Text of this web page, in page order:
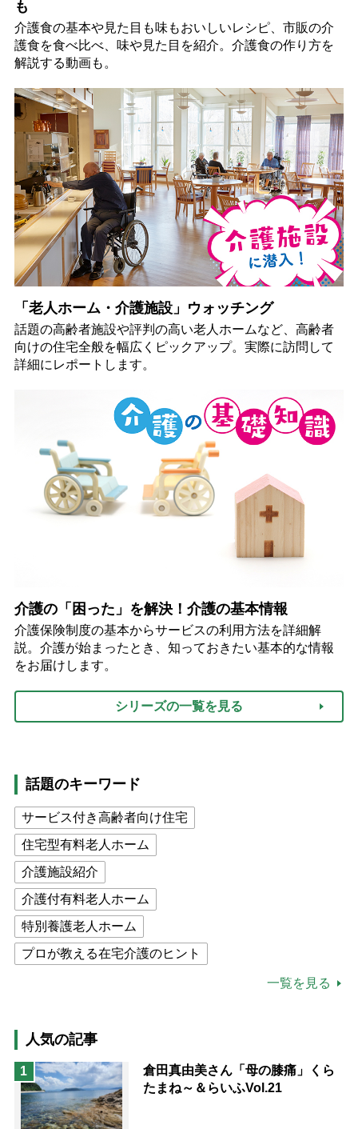
も
介護食の基本や見た目も味もおいしいレシピ、市販の介
護食を食べ比べ、味や見た目を紹介。介護食の作り方を
解説する動画も。
「老人ホーム・介護施設」ウォッチング
話題の高齢者施設や評判の高い老人ホームなど、高齢者
向けの住宅全般を幅広くピックアップ。実際に訪問して
詳細にレポートします。
介護の「困った」を解決！介護の基本情報
介護保険制度の基本からサービスの利用方法を詳細解
説。介護が始まったとき、知っておきたい基本的な情報
をお届けします。
シリーズの一覧を見る
話題のキーワード
サービス付き高齢者向け住宅
住宅型有料老人ホーム
介護施設紹介
介護付有料老人ホーム
特別養護老人ホーム
プロが教える在宅介護のヒント
猫が母になつきません
息子の遠距離介護サバイバル術
兄がボケました
便利なサービス
予防法
一覧を見る
人気の記事
1
倉田真由美さん「母の膝痛」くら
たまね～＆らいふVol.21